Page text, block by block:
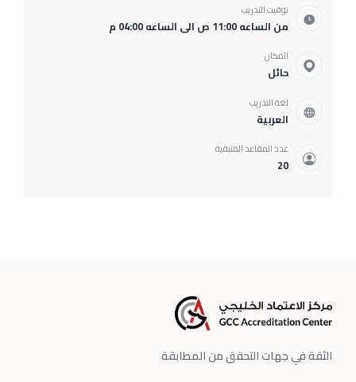
توقيت التدريب
من الساعه 11:00 ص الى الساعه 04:00 م
المكان
حائل
لغة التدريب
العربية
عدد المقاعد المتبقية
20
الثقة في جهات التحقق من المطابقة